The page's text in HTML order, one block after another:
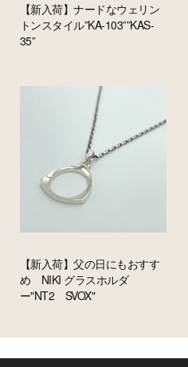
【新入荷】ナードなウェリン
トンスタイル”KA-103””KAS-
35”
【新入荷】父の日にもおすす
め NIKI グラスホルダ
ー"NT2 SVOX"